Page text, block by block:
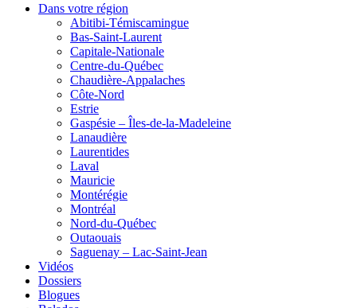
Dans votre région
Abitibi-Témiscamingue
Bas-Saint-Laurent
Capitale-Nationale
Centre-du-Québec
Chaudière-Appalaches
Côte-Nord
Estrie
Gaspésie – Îles-de-la-Madeleine
Lanaudière
Laurentides
Laval
Mauricie
Montérégie
Montréal
Nord-du-Québec
Outaouais
Saguenay – Lac-Saint-Jean
Vidéos
Dossiers
Blogues